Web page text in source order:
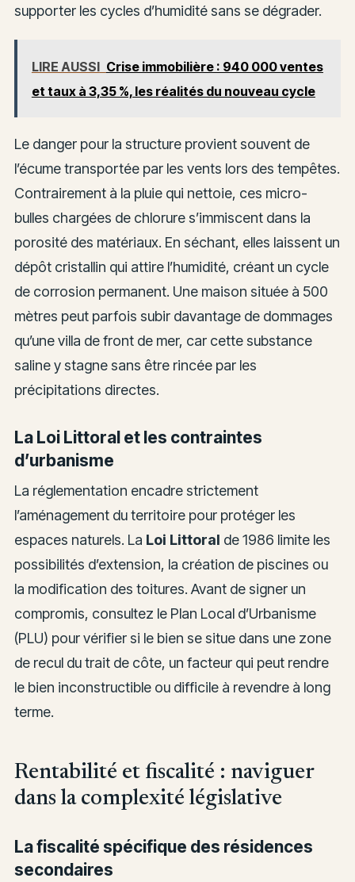
supporter les cycles d’humidité sans se dégrader.
LIRE AUSSI Crise immobilière : 940 000 ventes
et taux à 3,35 %, les réalités du nouveau cycle
Le danger pour la structure provient souvent de
l’écume transportée par les vents lors des tempêtes.
Contrairement à la pluie qui nettoie, ces micro-
bulles chargées de chlorure s’immiscent dans la
porosité des matériaux. En séchant, elles laissent un
dépôt cristallin qui attire l’humidité, créant un cycle
de corrosion permanent. Une maison située à 500
mètres peut parfois subir davantage de dommages
qu’une villa de front de mer, car cette substance
saline y stagne sans être rincée par les
précipitations directes.
La Loi Littoral et les contraintes
d’urbanisme
La réglementation encadre strictement
l’aménagement du territoire pour protéger les
espaces naturels. La Loi Littoral de 1986 limite les
possibilités d’extension, la création de piscines ou
la modification des toitures. Avant de signer un
compromis, consultez le Plan Local d’Urbanisme
(PLU) pour vérifier si le bien se situe dans une zone
de recul du trait de côte, un facteur qui peut rendre
le bien inconstructible ou difficile à revendre à long
terme.
Rentabilité et fiscalité : naviguer
dans la complexité législative
La fiscalité spécifique des résidences
secondaires